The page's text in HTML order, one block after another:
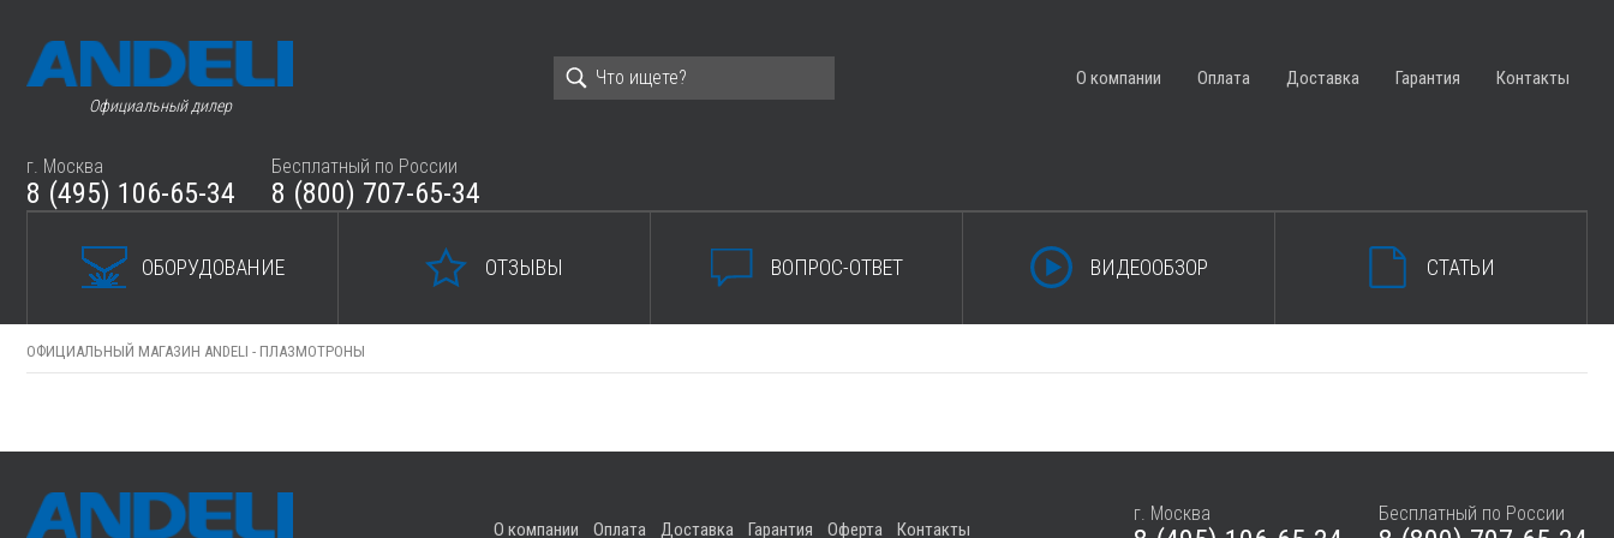
Официальный дилер
О компании Оплата Доставка Гарантия Контакты
г. Москва
8 (495) 106-65-34
Бесплатный по России
8 (800) 707-65-34
ОБОРУДОВАНИЕ ОТЗЫВЫ ВОПРОС-ОТВЕТ ВИДЕООБЗОР СТАТЬИ
ОФИЦИАЛЬНЫЙ МАГАЗИН ANDELI - ПЛАЗМОТРОНЫ
О компании Оплата Доставка Гарантия Оферта Контакты
г. Москва Бесплатный по России
ЗАКРЫТЬ КОРЗИНУ